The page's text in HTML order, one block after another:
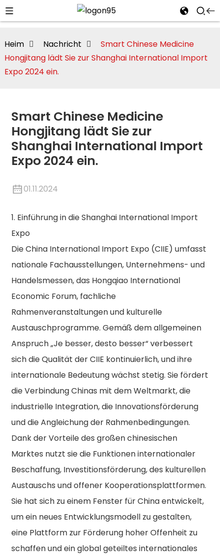
Heim Nachricht
Smart Chinese Medicine
Hongjitang lädt Sie zur Shanghai International Import
Expo 2024 ein.
Smart Chinese Medicine
Hongjitang lädt Sie zur
Shanghai International Import
Expo 2024 ein.
01.11.2024
1. Einführung in die Shanghai International Import
Expo
Die China International Import Expo (CIIE) umfasst
nationale Fachausstellungen, Unternehmens- und
Handelsmessen, das Hongqiao International
Economic Forum, fachliche
Rahmenveranstaltungen und kulturelle
Austauschprogramme. Gemäß dem allgemeinen
Anspruch „Je besser, desto besser“ verbessert
sich die Qualität der CIIE kontinuierlich, und ihre
internationale Bedeutung wächst stetig. Sie fördert
die Verbindung Chinas mit dem Weltmarkt, die
industrielle Integration, die Innovationsförderung
und die Angleichung der Rahmenbedingungen.
Dank der Vorteile des großen chinesischen
Marktes nutzt sie die Funktionen internationaler
Beschaffung, Investitionsförderung, des kulturellen
Austauschs und offener Kooperationsplattformen.
Sie hat sich zu einem Fenster für China entwickelt,
um ein neues Entwicklungsmodell zu gestalten,
eine Plattform zur Förderung hoher Offenheit zu
schaffen und ein global geteiltes internationales